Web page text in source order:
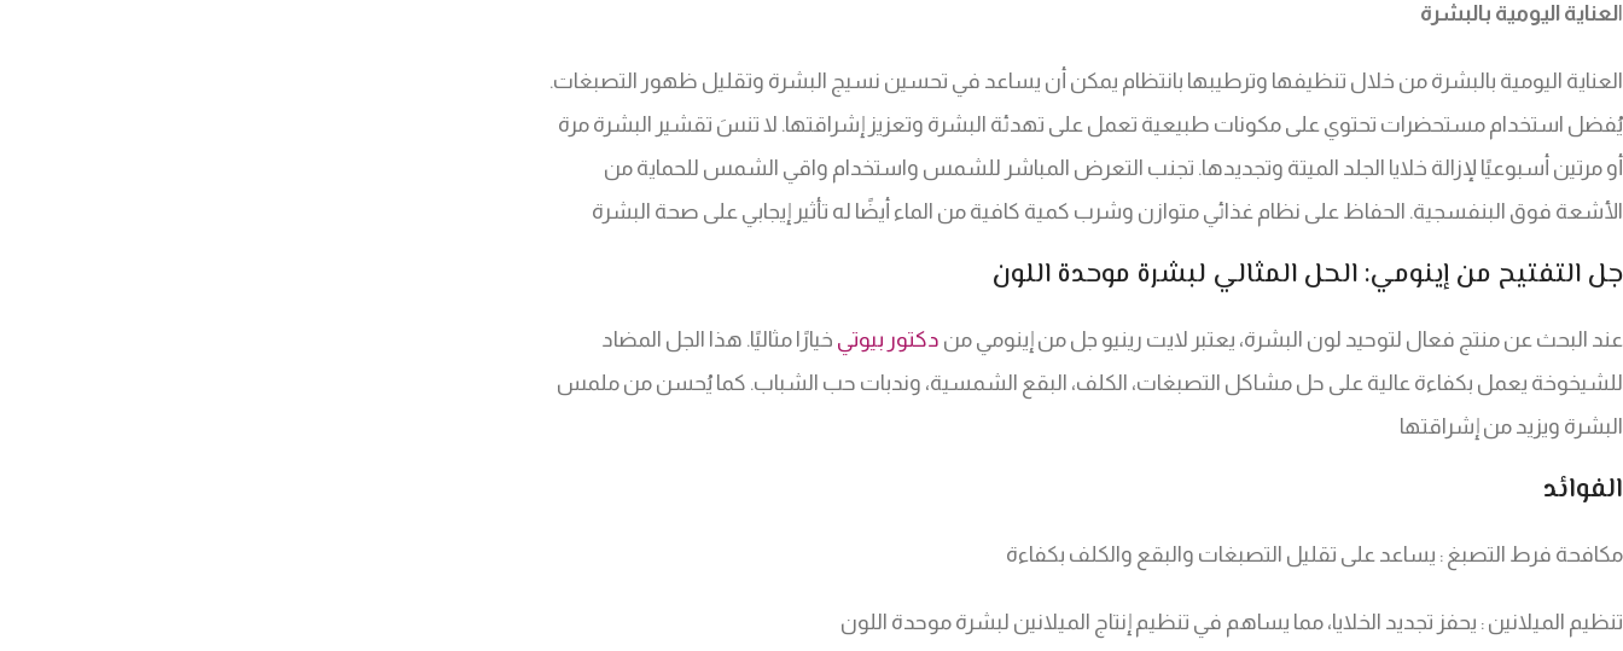
العناية اليومية بالبشرة
العناية اليومية بالبشرة من خلال تنظيفها وترطيبها بانتظام يمكن أن يساعد في تحسين نسيج البشرة وتقليل ظهور التصبغات.
يُفضل استخدام مستحضرات تحتوي على مكونات طبيعية تعمل على تهدئة البشرة وتعزيز إشراقتها. لا تنسَ تقشير البشرة مرة
أو مرتين أسبوعيًا لإزالة خلايا الجلد الميتة وتجديدها. تجنب التعرض المباشر للشمس واستخدام واقي الشمس للحماية من
الأشعة فوق البنفسجية. الحفاظ على نظام غذائي متوازن وشرب كمية كافية من الماء أيضًا له تأثير إيجابي على صحة البشرة
جل التفتيح من إينومي: الحل المثالي لبشرة موحدة اللون
عند البحث عن منتج فعال لتوحيد لون البشرة، يعتبر لايت رينيو جل من إينومي من دكتور بيوتي خيارًا مثاليًا. هذا الجل المضاد
للشيخوخة يعمل بكفاءة عالية على حل مشاكل التصبغات، الكلف، البقع الشمسية، وندبات حب الشباب. كما يُحسن من ملمس
البشرة ويزيد من إشراقتها
الفوائد
مكافحة فرط التصبغ : يساعد على تقليل التصبغات والبقع والكلف بكفاءة
تنظيم الميلانين : يحفز تجديد الخلايا، مما يساهم في تنظيم إنتاج الميلانين لبشرة موحدة اللون